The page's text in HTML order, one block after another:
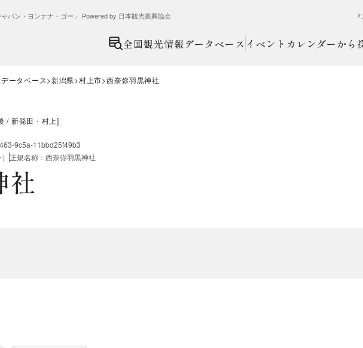
パン・ヨンナナ・ゴー」 Powered by 日本観光振興協会
全国観光情報データベース イベントカレンダーから
ータベース 新潟県 村上市 西奈弥羽黒神社
新発田・村上]
9c5a-11bbd25f49b3
正規名称 ： 西奈弥羽黒神社
社